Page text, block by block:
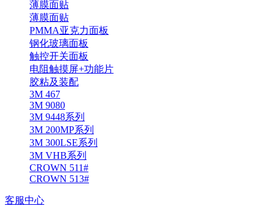
薄膜面贴
薄膜面贴
PMMA亚克力面板
钢化玻璃面板
触控开关面板
电阻触摸屏+功能片
胶粘及装配
3M 467
3M 9080
3M 9448系列
3M 200MP系列
3M 300LSE系列
3M VHB系列
CROWN 511#
CROWN 513#
客服中心